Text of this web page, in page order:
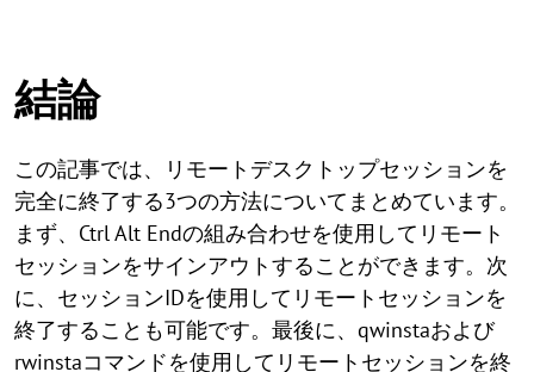
結論
この記事では、リモートデスクトップセッションを
完全に終了する3つの方法についてまとめています。
まず、Ctrl Alt Endの組み合わせを使用してリモート
セッションをサインアウトすることができます。次
に、セッションIDを使用してリモートセッションを
終了することも可能です。最後に、qwinstaおよび
rwinstaコマンドを使用してリモートセッションを終